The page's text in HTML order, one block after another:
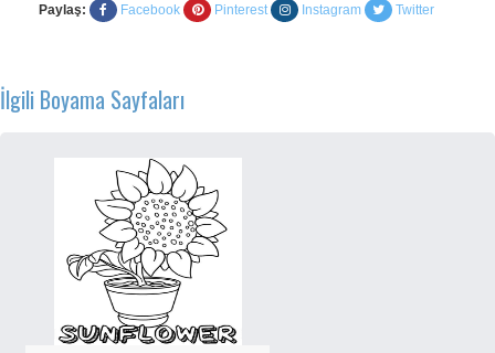
Paylaş: Facebook Pinterest Instagram Twitter
İlgili Boyama Sayfaları